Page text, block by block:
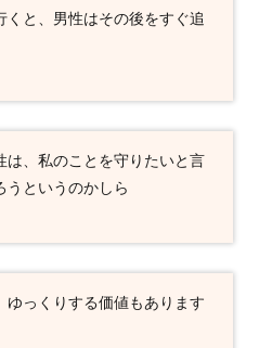
と、男性はその後をすぐ追
は、私のことを守りたいと言
うというのかしら
ゆっくりする価値もあります